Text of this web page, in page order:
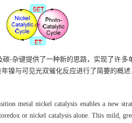
-杂键提供了一种新的思路，实现了许
镍与可见光双催化反应进行了简要的概述.
metal nickel catalysis enables a new
or nickel catalysis alone. This mild,